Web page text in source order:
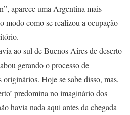
aparece uma Argentina mais
modo como se realizou a ocupação
ao sul de Buenos Aires de deserto
gerando o processo de
Hoje se sabe disso, mas,
predomina no imaginário dos
havia nada aqui antes da chegada